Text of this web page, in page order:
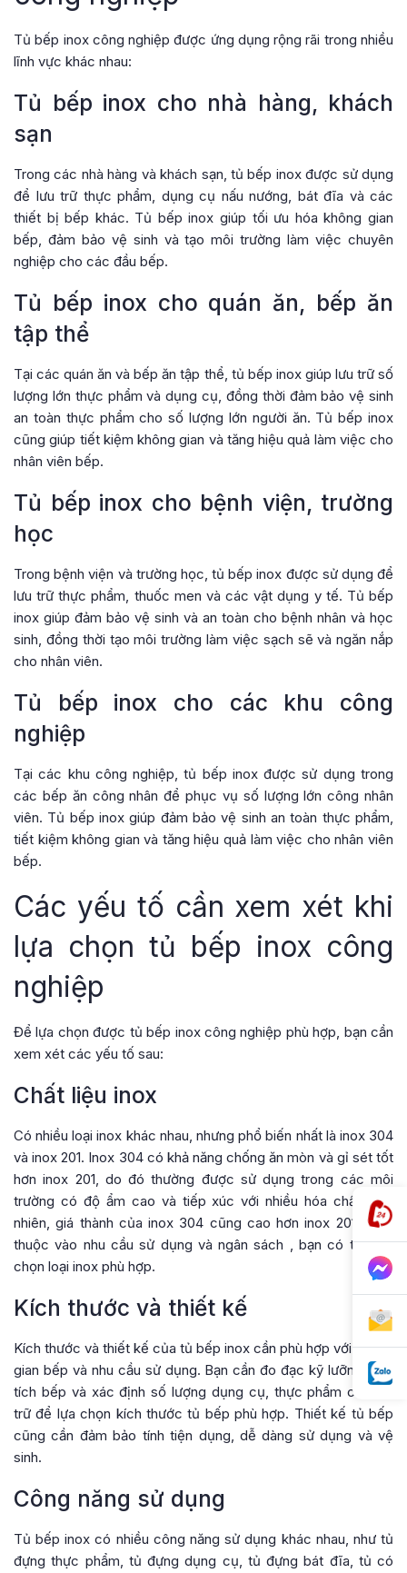
Tủ bếp inox công nghiệp được ứng dụng rộng rãi trong nhiều
lĩnh vực khác nhau:
Tủ bếp inox cho nhà hàng, khách
sạn
Trong các nhà hàng và khách sạn, tủ bếp inox được sử dụng
để lưu trữ thực phẩm, dụng cụ nấu nướng, bát đĩa và các
thiết bị bếp khác. Tủ bếp inox giúp tối ưu hóa không gian
bếp, đảm bảo vệ sinh và tạo môi trường làm việc chuyên
nghiệp cho các đầu bếp.
Tủ bếp inox cho quán ăn, bếp ăn
tập thể
Tại các quán ăn và bếp ăn tập thể, tủ bếp inox giúp lưu trữ số
lượng lớn thực phẩm và dụng cụ, đồng thời đảm bảo vệ sinh
an toàn thực phẩm cho số lượng lớn người ăn. Tủ bếp inox
cũng giúp tiết kiệm không gian và tăng hiệu quả làm việc cho
nhân viên bếp.
Tủ bếp inox cho bệnh viện, trường
học
Trong bệnh viện và trường học, tủ bếp inox được sử dụng để
lưu trữ thực phẩm, thuốc men và các vật dụng y tế. Tủ bếp
inox giúp đảm bảo vệ sinh và an toàn cho bệnh nhân và học
sinh, đồng thời tạo môi trường làm việc sạch sẽ và ngăn nắp
cho nhân viên.
Tủ bếp inox cho các khu công
nghiệp
Tại các khu công nghiệp, tủ bếp inox được sử dụng trong
các bếp ăn công nhân để phục vụ số lượng lớn công nhân
viên. Tủ bếp inox giúp đảm bảo vệ sinh an toàn thực phẩm,
tiết kiệm không gian và tăng hiệu quả làm việc cho nhân viên
bếp.
Các yếu tố cần xem xét khi
lựa chọn tủ bếp inox công
nghiệp
Để lựa chọn được tủ bếp inox công nghiệp phù hợp, bạn cần
xem xét các yếu tố sau:
Chất liệu inox
Có nhiều loại inox khác nhau, nhưng phổ biến nhất là inox 304
và inox 201. Inox 304 có khả năng chống ăn mòn và gỉ sét tốt
hơn inox 201, do đó thường được sử dụng trong các môi
trường có độ ẩm cao và tiếp xúc với nhiều hóa chất. Tuy
nhiên, giá thành của inox 304 cũng cao hơn inox 201.
Tùy
thuộc vào nhu cầu sử dụng và ngân sách , bạn có thể lựa
chọn loại inox phù hợp.
Kích thước và thiết kế
Kích thước và thiết kế của tủ bếp inox cần phù hợp với không
gian bếp và nhu cầu sử dụng. Bạn cần đo đạc kỹ lưỡng diện
tích bếp và xác định số lượng dụng cụ, thực phẩm cần lưu
trữ để lựa chọn kích thước tủ bếp phù hợp. Thiết kế tủ bếp
cũng cần đảm bảo tính tiện dụng, dễ dàng sử dụng và vệ
sinh.
Công năng sử dụng
Tủ bếp inox có nhiều công năng sử dụng khác nhau, như tủ
đựng thực phẩm, tủ đựng dụng cụ, tủ đựng bát đĩa, tủ có